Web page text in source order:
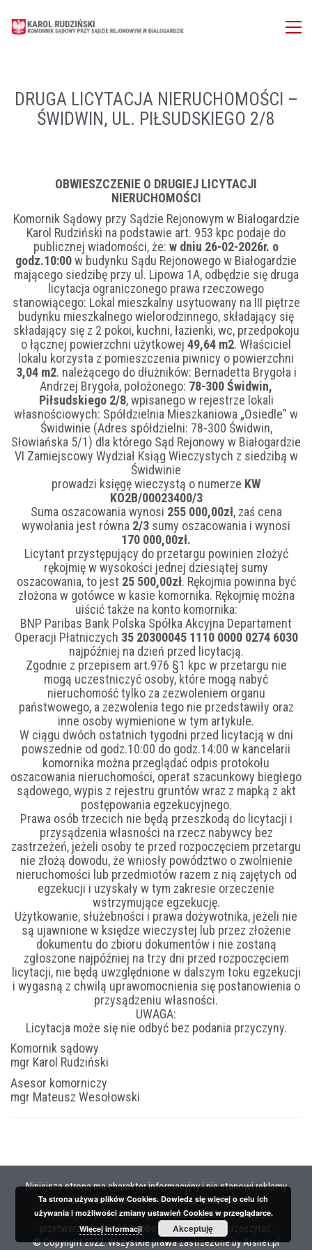
DRUGA LICYTACJA NIERUCHOMOŚCI –
ŚWIDWIN, UL. PIŁSUDSKIEGO 2/8
OBWIESZCZENIE O DRUGIEJ LICYTACJI
NIERUCHOMOŚCI
Komornik Sądowy przy Sądzie Rejonowym w Białogardzie
Karol Rudziński na podstawie art. 953 kpc podaje do
publicznej wiadomości, że: w dniu 26-02-2026r. o
godz.10:00w budynku Sądu Rejonowego w Białogardzie
mającego siedzibę przy ul. Lipowa 1A, odbędzie się druga
licytacja ograniczonego prawa rzeczowego
stanowiącego: Lokal mieszkalny usytuowany na III piętrze
budynku mieszkalnego wielorodzinnego, składający się
składający się z 2 pokoi, kuchni, łazienki, wc, przedpokoju
o łącznej powierzchni użytkowej 49,64 m2. Właściciel
lokalu korzysta z pomieszczenia piwnicy o powierzchni
3,04 m2. należącego do dłużników: Bernadetta Brygoła i
Andrzej Brygoła, położonego: 78-300 Świdwin,
Piłsudskiego 2/8, wpisanego w rejestrze lokali
własnościowych: Spółdzielnia Mieszkaniowa „Osiedle” w
Świdwinie (Adres spółdzielni: 78-300 Świdwin,
Słowiańska 5/1) dla którego Sąd Rejonowy w Białogardzie
VI Zamiejscowy Wydział Ksiąg Wieczystych z siedzibą w
Świdwinie
prowadzi księgę wieczystą o numerze KW
KO2B/00023400/3
Suma oszacowania wynosi 255 000,00zł, zaś cena
wywołania jest równa 2/3 sumy oszacowania i wynosi
170 000,00zł.
Licytant przystępujący do przetargu powinien złożyć
rękojmię w wysokości jednej dziesiątej sumy
oszacowania, to jest 25 500,00zł. Rękojmia powinna być
złożona w gotówce w kasie komornika. Rękojmię można
uiścić także na konto komornika:
BNP Paribas Bank Polska Spółka Akcyjna Departament
Operacji Płatniczych 35 20300045 1110 0000 0274 6030
najpóźniej na dzień przed licytacją.
Zgodnie z przepisem art.976 §1 kpc w przetargu nie
mogą uczestniczyć osoby, które mogą nabyć
nieruchomość tylko za zezwoleniem organu
państwowego, a zezwolenia tego nie przedstawiły oraz
inne osoby wymienione w tym artykule.
W ciągu dwóch ostatnich tygodni przed licytacją w dni
powszednie od godz.10:00 do godz.14:00 w kancelarii
komornika można przeglądać odpis protokołu
oszacowania nieruchomości, operat szacunkowy biegłego
sądowego, wypis z rejestru gruntów wraz z mapką z akt
postępowania egzekucyjnego.
Prawa osób trzecich nie będą przeszkodą do licytacji i
przysądzenia własności na rzecz nabywcy bez
zastrzeżeń, jeżeli osoby te przed rozpoczęciem przetargu
nie złożą dowodu, że wniosły powództwo o zwolnienie
nieruchomości lub przedmiotów razem z nią zajętych od
egzekucji i uzyskały w tym zakresie orzeczenie
wstrzymujące egzekucję.
Użytkowanie, służebności i prawa dożywotnika, jeżeli nie
są ujawnione w księdze wieczystej lub przez złożenie
dokumentu do zbioru dokumentów i nie zostaną
zgłoszone najpóźniej na trzy dni przed rozpoczęciem
licytacji, nie będą uwzględnione w dalszym toku egzekucji
i wygasną z chwilą uprawomocnienia się postanowienia o
przysądzeniu własności.
UWAGA:
Licytacja może się nie odbyć bez podania przyczyny.
Komornik sądowy
mgr Karol Rudziński
Asesor komorniczy
mgr Mateusz Wesołowski
Niniejsza strona ma charakter informacyjny i nie stanowi reklamy
działalności prowadzonej przez kancelarię.
Informacja w przedmiocie praw i obowiązków w zakresie
przetwarzania danych osobowych. Kliknij, aby przeczytać.
© Copyright 2022. Wszystkie prawa zastrzeżone byArsnet.pl
Ta strona używa plików Cookies. Dowiedz się więcej o celu ich
używania i możliwości zmiany ustawień Cookies w przeglądarce.
Więcej informacji
Akceptuję